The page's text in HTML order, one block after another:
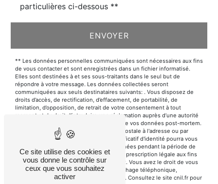
particulières ci-dessous **
ENVOYER
** Les données personnelles communiquées sont nécessaires aux fins
de vous contacter et sont enregistrées dans un fichier informatisé.
Elles sont destinées à et ses sous-traitants dans le seul but de
répondre à votre message. Les données collectées seront
communiquées aux seuls destinataires suivants: . Vous disposez de
droits d’accès, de rectification, d’effacement, de portabilité, de
limitation, d’opposition, de retrait de votre consentement à tout
moment et du droit d’introduire une réclamation auprès d’une autorité
de contrôle, ainsi que d’organiser le sort de vos données post-mortem.
Vous pouvez exercer ces droits par voie postale à l'adresse ou par
courrier électronique à l'adresse . Un justificatif d'identité pourra vous
être demandé. Nous conservons vos données pendant la période de
prise de contact puis pendant la durée de prescription légale aux fins
probatoires et de gestion des contentieux. Vous avez le droit de vous
inscrire sur la liste d'opposition au démarchage téléphonique,
disponible à cette adresse:
. Consultez le site cnil.fr pour
Ce site utilise des cookies et
vous donne le contrôle sur
ceux que vous souhaitez
activer